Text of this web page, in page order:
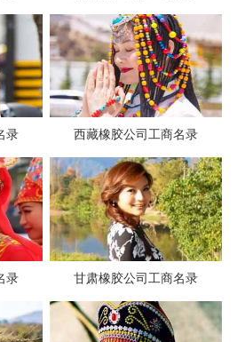
录 西藏橡胶公司工商名录
录 甘肃橡胶公司工商名录